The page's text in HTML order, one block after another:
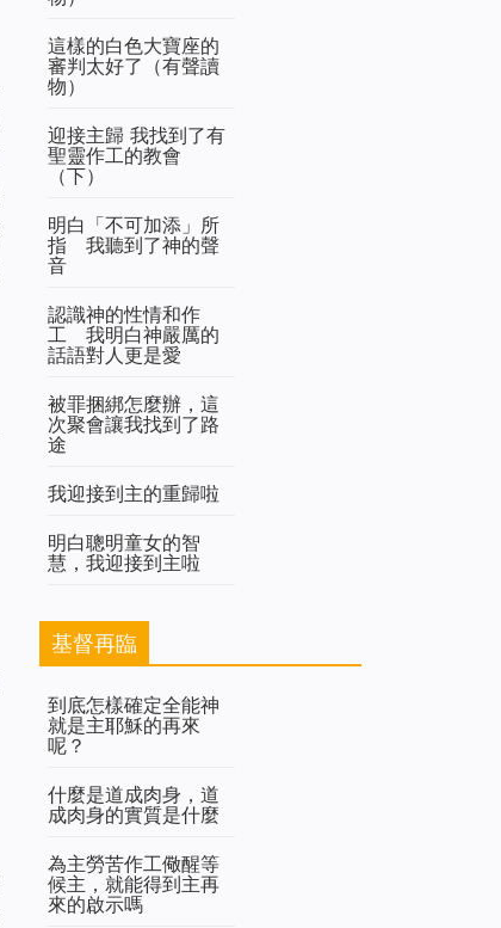
這樣的白色大寶座的
審判太好了（有聲讀
物）
迎接主歸 我找到了有
聖靈作工的教會
（下）
明白「不可加添」所
指 我聽到了神的聲
音
認識神的性情和作
工 我明白神嚴厲的
話語對人更是愛
被罪捆綁怎麼辦，這
次聚會讓我找到了路
途
我迎接到主的重歸啦
明白聰明童女的智
慧，我迎接到主啦
基督再臨
到底怎樣確定全能神
就是主耶穌的再來
呢？
什麼是道成肉身，道
成肉身的實質是什麼
為主勞苦作工儆醒等
候主，就能得到主再
來的啟示嗎